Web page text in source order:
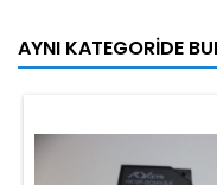
AYNI KATEGORIDE